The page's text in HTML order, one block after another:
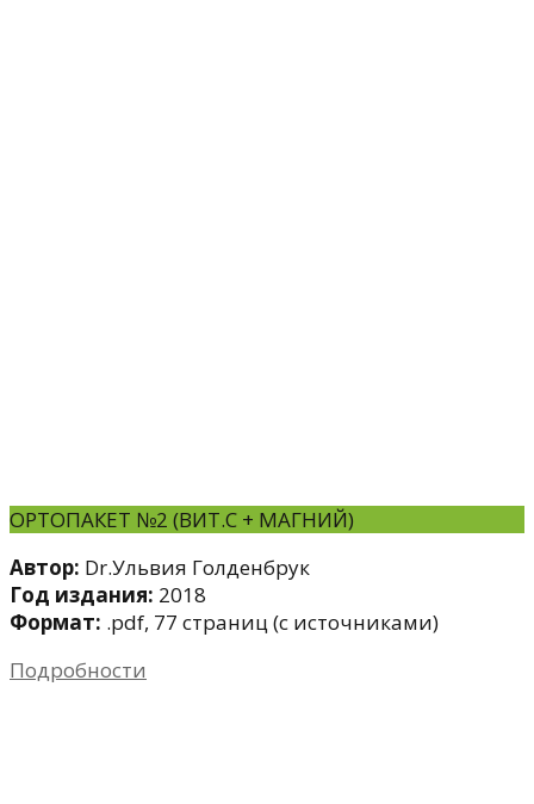
ОРТОПАКЕТ №2 (ВИТ.С + МАГНИЙ)
Автор: Dr.Ульвия Голденбрук
Год издания: 2018
Формат: .pdf, 77 страниц (с источниками)
Подробности